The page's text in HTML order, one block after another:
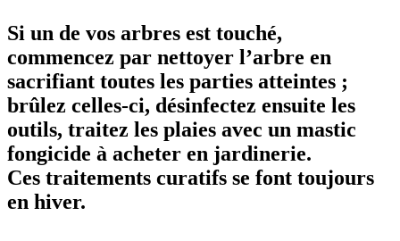
Si un de vos arbres est touché,
commencez par nettoyer l’arbre en
sacrifiant toutes les parties atteintes ;
brûlez celles-ci, désinfectez ensuite les
outils, traitez les plaies avec un mastic
fongicide à acheter en jardinerie.
Ces traitements curatifs se font toujours
en hiver.